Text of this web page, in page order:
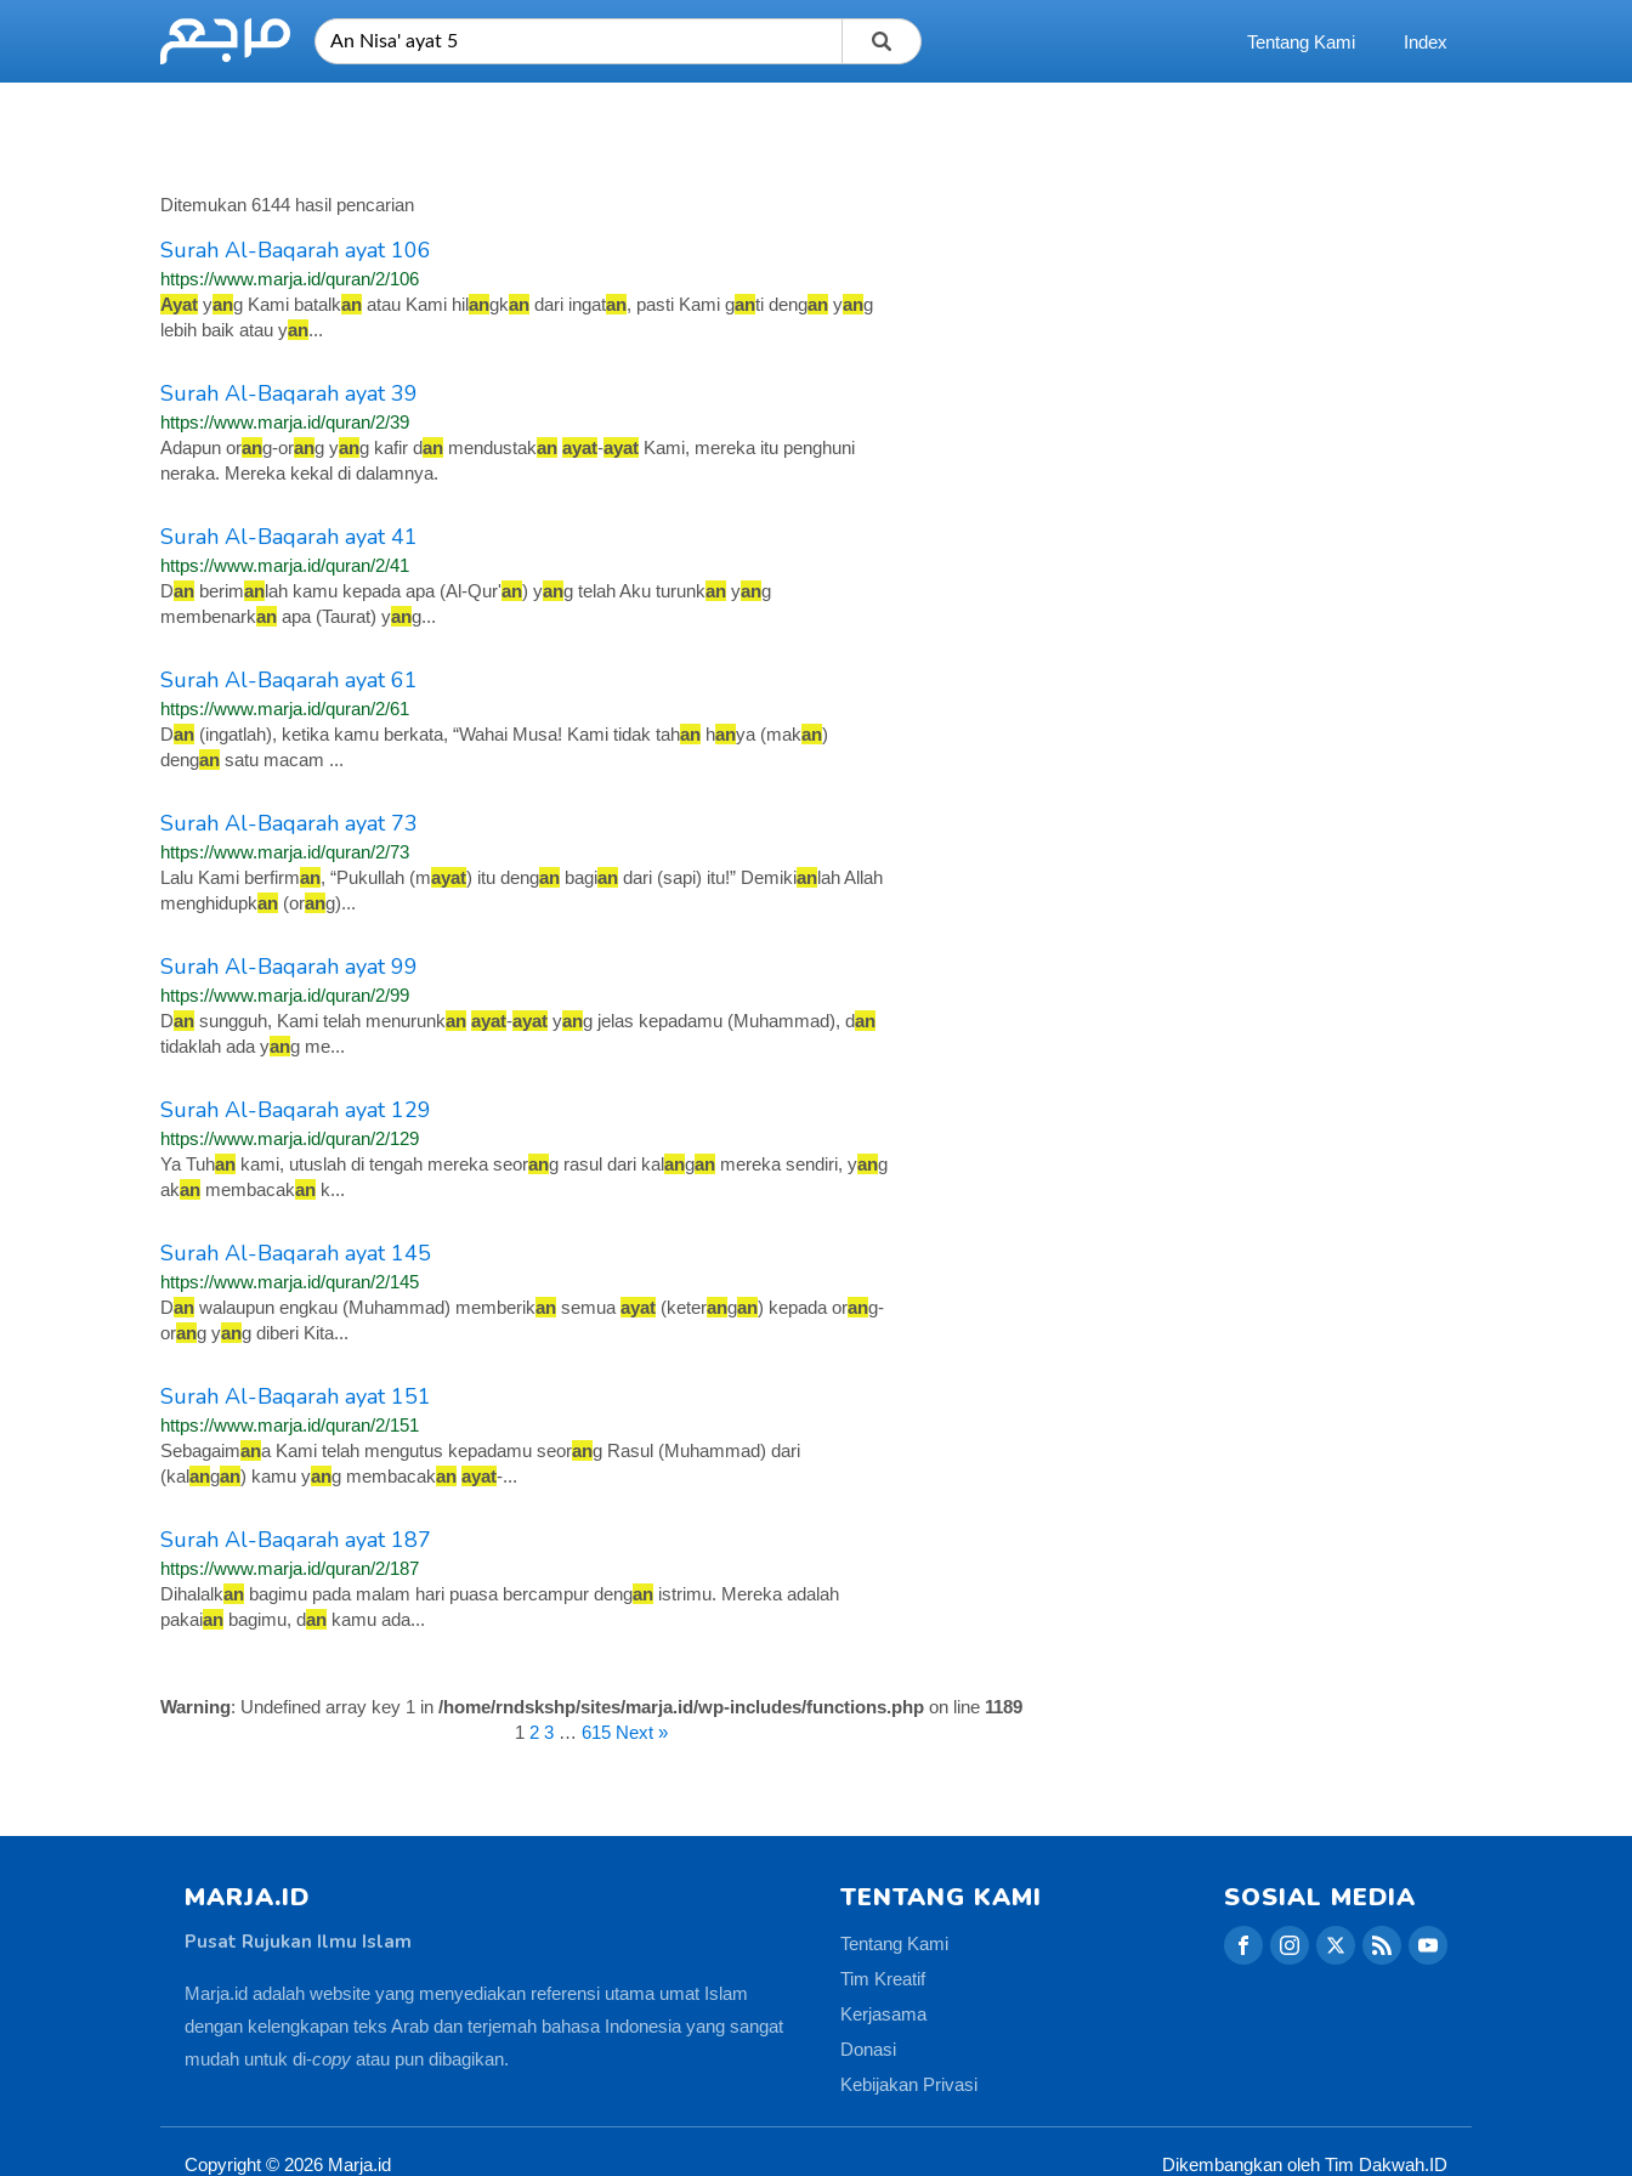
Tentang Kami Index
Ditemukan 6144 hasil pencarian
Surah Al-Baqarah ayat 106
https://www.marja.id/quran/2/106
Ayat yang Kami batalkan atau Kami hilangkan dari ingatan, pasti Kami ganti dengan yang
lebih baik atau yan...
Surah Al-Baqarah ayat 39
https://www.marja.id/quran/2/39
Adapun orang-orang yang kafir dan mendustakan ayat-ayat Kami, mereka itu penghuni
neraka. Mereka kekal di dalamnya.
Surah Al-Baqarah ayat 41
https://www.marja.id/quran/2/41
Dan berimanlah kamu kepada apa (Al-Qur'an) yang telah Aku turunkan yang
membenarkan apa (Taurat) yang...
Surah Al-Baqarah ayat 61
https://www.marja.id/quran/2/61
Dan (ingatlah), ketika kamu berkata, “Wahai Musa! Kami tidak tahan hanya (makan)
dengan satu macam ...
Surah Al-Baqarah ayat 73
https://www.marja.id/quran/2/73
Lalu Kami berfirman, “Pukullah (mayat) itu dengan bagian dari (sapi) itu!” Demikianlah Allah
menghidupkan (orang)...
Surah Al-Baqarah ayat 99
https://www.marja.id/quran/2/99
Dan sungguh, Kami telah menurunkan ayat-ayat yang jelas kepadamu (Muhammad), dan
tidaklah ada yang me...
Surah Al-Baqarah ayat 129
https://www.marja.id/quran/2/129
Ya Tuhan kami, utuslah di tengah mereka seorang rasul dari kalangan mereka sendiri, yang
akan membacakan k...
Surah Al-Baqarah ayat 145
https://www.marja.id/quran/2/145
Dan walaupun engkau (Muhammad) memberikan semua ayat (keterangan) kepada orang-
orang yang diberi Kita...
Surah Al-Baqarah ayat 151
https://www.marja.id/quran/2/151
Sebagaimana Kami telah mengutus kepadamu seorang Rasul (Muhammad) dari
(kalangan) kamu yang membacakan ayat-...
Surah Al-Baqarah ayat 187
https://www.marja.id/quran/2/187
Dihalalkan bagimu pada malam hari puasa bercampur dengan istrimu. Mereka adalah
pakaian bagimu, dan kamu ada...
Warning: Undefined array key 1 in /home/rndskshp/sites/marja.id/wp-includes/functions.php on line 1189
1 2 3 … 615 Next »
MARJA.ID
Pusat Rujukan Ilmu Islam
Marja.id adalah website yang menyediakan referensi utama umat Islam
dengan kelengkapan teks Arab dan terjemah bahasa Indonesia yang sangat
mudah untuk di-copy atau pun dibagikan.
TENTANG KAMI
Tentang Kami
Tim Kreatif
Kerjasama
Donasi
Kebijakan Privasi
SOSIAL MEDIA
Copyright © 2026 Marja.id Dikembangkan oleh Tim Dakwah.ID